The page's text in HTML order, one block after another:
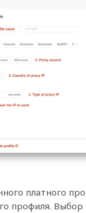
платного
профиля. Выбор